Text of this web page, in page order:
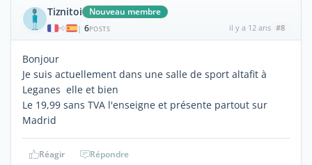
Tiznitoi Nouveau membre
| 6POSTS il y a 12 ans #8
Bonjour
Je suis actuellement dans une salle de sport altafit à
Leganes elle et bien
Le 19,99 sans TVA l'enseigne et présente partout sur
Madrid
Réagir Répondre